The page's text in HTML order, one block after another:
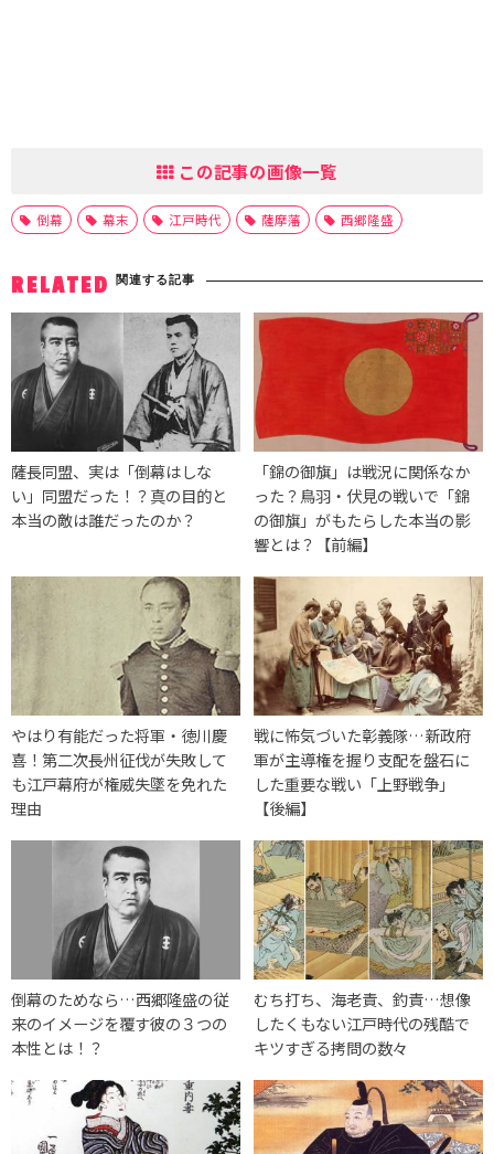
この記事の画像一覧
倒幕 幕末 江戸時代 薩摩藩 西郷隆盛
RELATED 関連する記事
薩長同盟、実は「倒幕はしな
い」同盟だった！？真の目的と
本当の敵は誰だったのか？
「錦の御旗」は戦況に関係なか
った？鳥羽・伏見の戦いで「錦
の御旗」がもたらした本当の影
響とは？【前編】
やはり有能だった将軍・徳川慶
喜！第二次長州征伐が失敗して
も江戸幕府が権威失墜を免れた
理由
戦に怖気づいた彰義隊…新政府
軍が主導権を握り支配を盤石に
した重要な戦い「上野戦争」
【後編】
倒幕のためなら…西郷隆盛の従
来のイメージを覆す彼の３つの
本性とは！？
むち打ち、海老責、釣責…想像
したくもない江戸時代の残酷で
キツすぎる拷問の数々